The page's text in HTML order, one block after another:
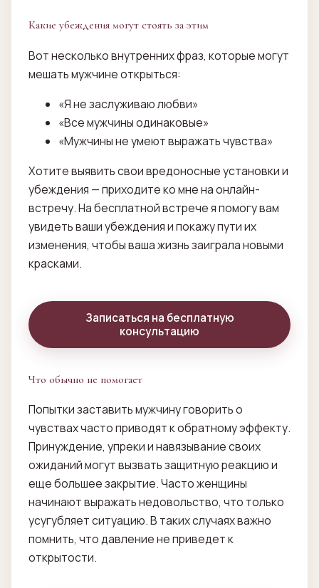
Какие убеждения могут стоять за этим
Вот несколько внутренних фраз, которые могут
мешать мужчине открыться:
«Я не заслуживаю любви»
«Все мужчины одинаковые»
«Мужчины не умеют выражать чувства»
Хотите выявить свои вредоносные установки и
убеждения — приходите ко мне на онлайн-
встречу. На бесплатной встрече я помогу вам
увидеть ваши убеждения и покажу пути их
изменения, чтобы ваша жизнь заиграла новыми
красками.
Записаться на бесплатную
консультацию
Что обычно не помогает
Попытки заставить мужчину говорить о
чувствах часто приводят к обратному эффекту.
Принуждение, упреки и навязывание своих
ожиданий могут вызвать защитную реакцию и
еще большее закрытие. Часто женщины
начинают выражать недовольство, что только
усугубляет ситуацию. В таких случаях важно
помнить, что давление не приведет к
открытости.